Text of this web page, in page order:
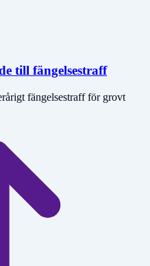
till fängelsestraff
fängelsestraff för grovt